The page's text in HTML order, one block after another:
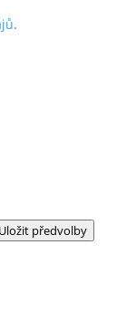
.
Uložit předvolby